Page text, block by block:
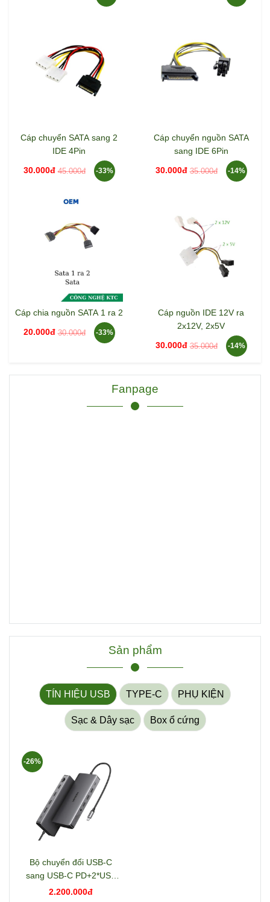
Cáp chuyển SATA sang 2
IDE 4Pin
30.000đ 45.000đ -33%
Cáp chuyển nguồn SATA
sang IDE 6Pin
30.000đ 35.000đ -14%
Cáp chia nguồn SATA 1 ra 2
20.000đ 30.000đ -33%
Cáp nguồn IDE 12V ra
2x12V, 2x5V
30.000đ 35.000đ -14%
Fanpage
Sản phẩm
TÍN HIỆU USB TYPE-C PHỤ KIỆN
Sạc & Dây sạc Box ổ cứng
Bộ chuyển đổi USB-C
sang USB-C PD+2*USB
3.2+USB-C 3.2+2*USB
2.200.000đ
-26%